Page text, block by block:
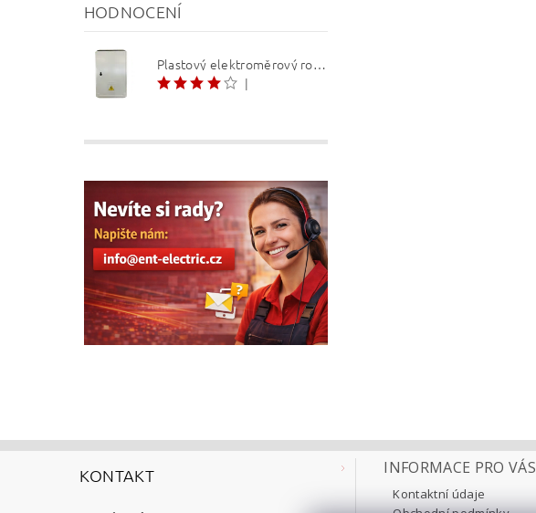
HODNOCENÍ
Plastový elektroměrový rozvaděč ER 212 NVP7P 40A QM (3f 1/2 S) 1bod. (O3/4)
|
KONTAKT INFORMACE PRO VÁS
Kontaktní údaje